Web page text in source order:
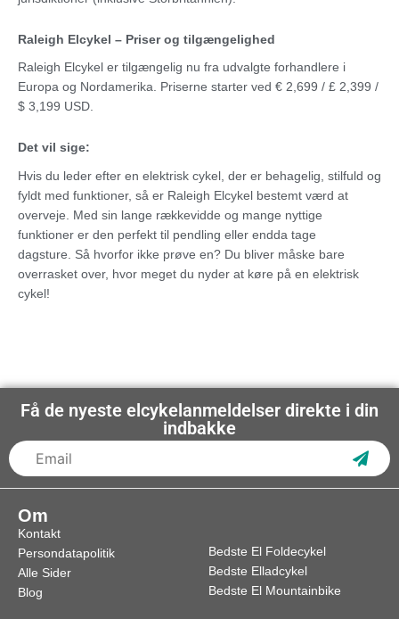
Raleigh Elcykel – Priser og tilgængelighed
Raleigh Elcykel er tilgængelig nu fra udvalgte forhandlere i
Europa og Nordamerika. Priserne starter ved € 2,699 / £ 2,399 /
$ 3,199 USD.
Det vil sige:
Hvis du leder efter en elektrisk cykel, der er behagelig, stilfuld og
fyldt med funktioner, så er Raleigh Elcykel bestemt værd at
overveje. Med sin lange rækkevidde og mange nyttige
funktioner er den perfekt til pendling eller endda tage
dagsture. Så hvorfor ikke prøve en? Du bliver måske bare
overrasket over, hvor meget du nyder at køre på en elektrisk
cykel!
Få de nyeste elcykelanmeldelser direkte i din
indbakke
Om
Kontakt
Persondatapolitik
Alle Sider
Blog
Bedste El Foldecykel
Bedste Elladcykel
Bedste El Mountainbike